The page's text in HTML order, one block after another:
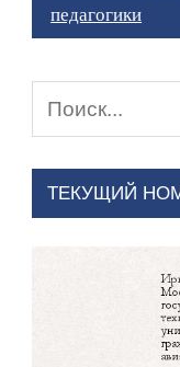
педагогики
ТЕКУЩИЙ